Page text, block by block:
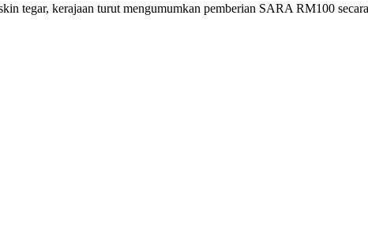
tegar, kerajaan turut mengumumkan pemberian SARA RM100